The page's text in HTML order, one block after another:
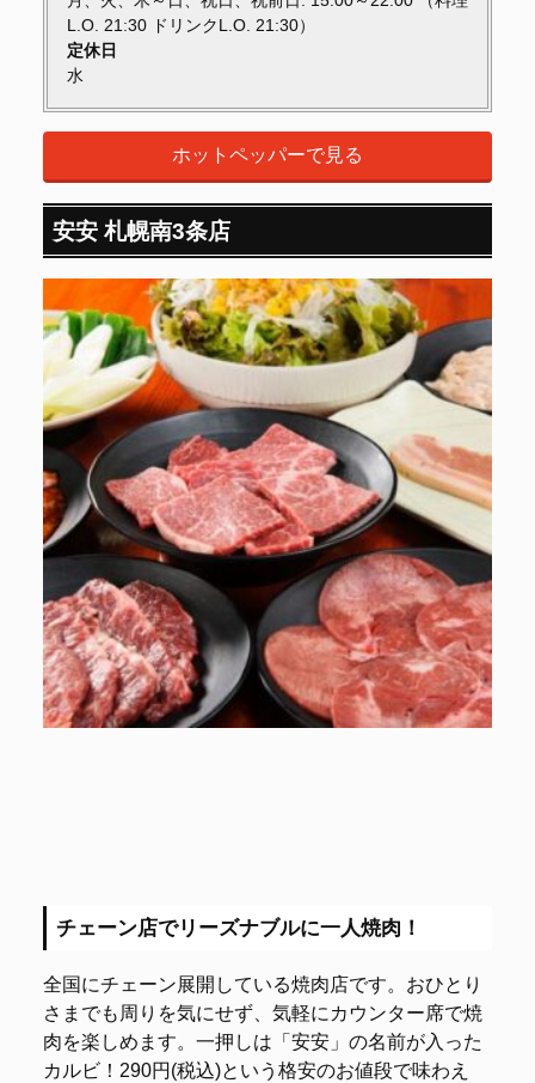
L.O. 21:30 ドリンクL.O. 21:30）
定休日
水
ホットペッパーで見る
安安 札幌南3条店
チェーン店でリーズナブルに一人焼肉！
全国にチェーン展開している焼肉店です。おひとり
さまでも周りを気にせず、気軽にカウンター席で焼
肉を楽しめます。一押しは「安安」の名前が入った
カルビ！290円(税込)という格安のお値段で味わえ